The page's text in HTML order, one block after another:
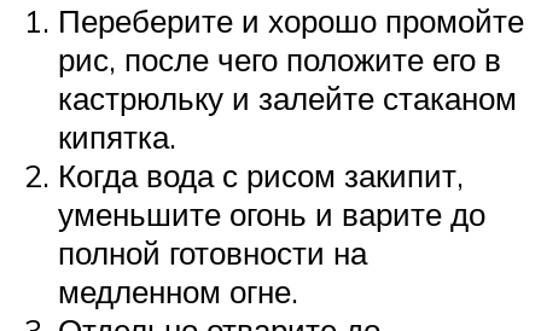
Переберите и хорошо промойте
рис, после чего положите его в
кастрюльку и залейте стаканом
кипятка.
Когда вода с рисом закипит,
уменьшите огонь и варите до
полной готовности на
медленном огне.